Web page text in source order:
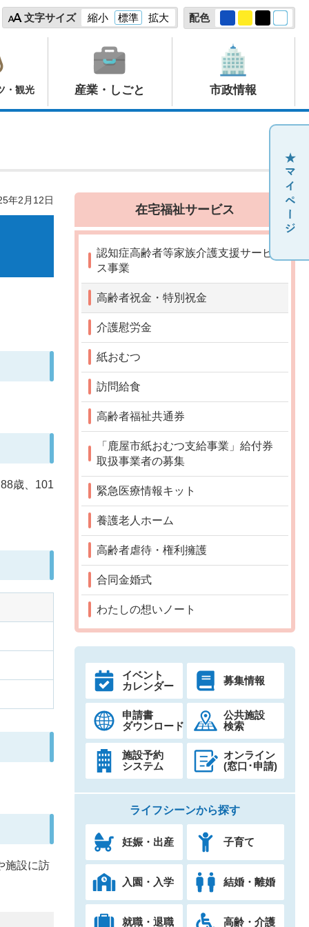
文字サイズ 縮小 標準 拡大 配色
・観光 産業・しごと 市政情報
年2月12日
歳、101
施設に訪
在宅福祉サービス
認知症高齢者等家族介護支援サービ
ス事業
高齢者祝金・特別祝金
介護慰労金
紙おむつ
訪問給食
高齢者福祉共通券
「鹿屋市紙おむつ支給事業」給付券
取扱事業者の募集
緊急医療情報キット
養護老人ホーム
高齢者虐待・権利擁護
合同金婚式
わたしの想いノート
イベント
カレンダー
募集情報
申請書
ダウンロード
公共施設
検索
施設予約
システム
オンライン
(窓口･申請)
ライフシーンから探す
妊娠・出産 子育て
入園・入学 結婚・離婚
就職・退職 高齢・介護